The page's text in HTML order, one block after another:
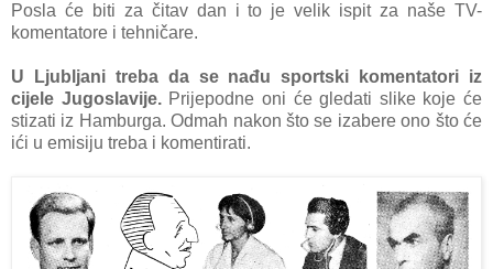
Posla će biti za čitav dan i to je velik ispit za naše TV-
komentatore i tehničare.
U Ljubljani treba da se nađu sportski komentatori iz
cijele Jugoslavije. Prijepodne oni će gledati slike koje će
stizati iz Hamburga. Odmah nakon što se izabere ono što će
ići u emisiju treba i komentirati.